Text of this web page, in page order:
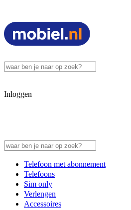
Inloggen
Telefoon met abonnement
Telefoons
Sim only
Verlengen
Accessoires